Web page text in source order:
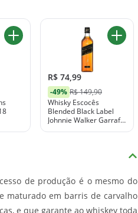
R$ 74,99
-49% R$ 149,90
Whisky Escocês
Blended Black Label
Johnnie Walker Garrafa
de produção é o mesmo do
maturado em barris de carvalho
e que garante ao whiskey toda